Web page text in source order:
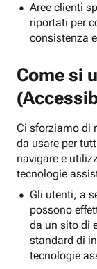
Aree clienti
riportati per
consistenza
Come si
Ci sforziamo di
da usare per
navigare e
tecnologie
Gli utenti, a
possono
da un sito di
standard di
tecnologie